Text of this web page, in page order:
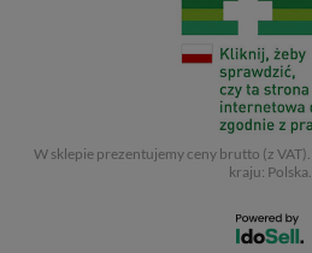
W sklepie prezentujemy ceny brutto (z VAT).
kraju: Polska.